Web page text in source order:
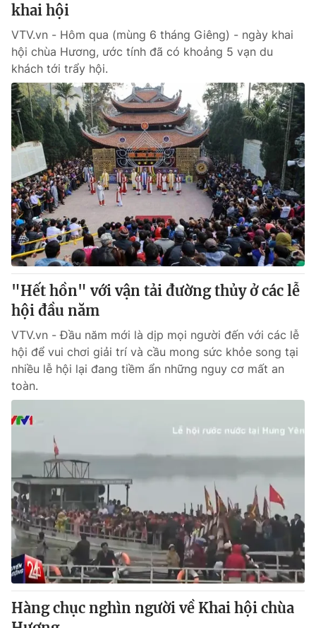
khai hội
VTV.vn - Hôm qua (mùng 6 tháng Giêng) - ngày khai
hội chùa Hương, ước tính đã có khoảng 5 vạn du
khách tới trẩy hội.
"Hết hồn" với vận tải đường thủy ở các lễ
hội đầu năm
VTV.vn - Đầu năm mới là dịp mọi người đến với các lễ
hội để vui chơi giải trí và cầu mong sức khỏe song tại
nhiều lễ hội lại đang tiềm ẩn những nguy cơ mất an
toàn.
Hàng chục nghìn người về Khai hội chùa